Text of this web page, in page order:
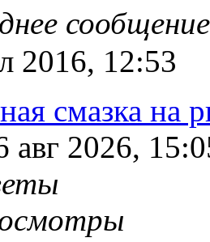
2016, 12:53
смазка на
авг 2026,